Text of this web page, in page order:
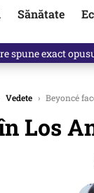
Sănătate
Vîrdol,
Vedete › Beyoncé
Los